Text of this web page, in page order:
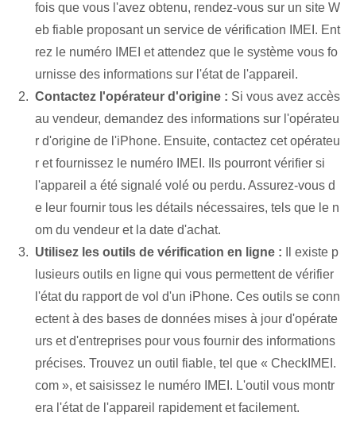
fois que vous l'avez obtenu, rendez-vous sur un site W
eb fiable proposant un service de vérification IMEI. Ent
rez le numéro IMEI et attendez que le système vous fo
urnisse des informations sur l'état de l'appareil.
Contactez l'opérateur d'origine : Si vous avez accès
au vendeur, demandez des informations sur l'opérateu
r d'origine de l'iPhone. Ensuite, contactez cet opérateu
r et fournissez le numéro IMEI. Ils pourront vérifier si
l'appareil a été signalé volé ou perdu. Assurez-vous d
e leur fournir tous les détails nécessaires, tels que le n
om du vendeur et la date d'achat.
Utilisez les outils de vérification en ligne : Il existe p
lusieurs outils en ligne qui vous permettent de vérifier
l'état du rapport de vol d'un iPhone. Ces outils se conn
ectent à des bases de données mises à jour d'opérate
urs et d'entreprises pour vous fournir des informations
précises. Trouvez un outil fiable, tel que « CheckIMEI.
com », et saisissez le numéro IMEI. L'outil vous montr
era l'état de l'appareil rapidement et facilement.